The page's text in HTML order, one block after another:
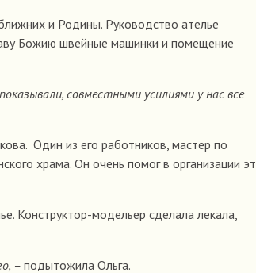
и Родины. Руководство ателье
Божию швейные машинки и помещение
совместными усилиями у нас все
Один из его работников, мастер по
храма. Он очень помог в организации
Конструктор-модельер сделала лекала,
– подытожила Ольга.